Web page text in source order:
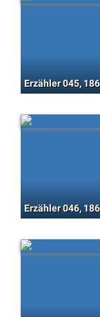
Erzähler 045,
Erzähler 046,